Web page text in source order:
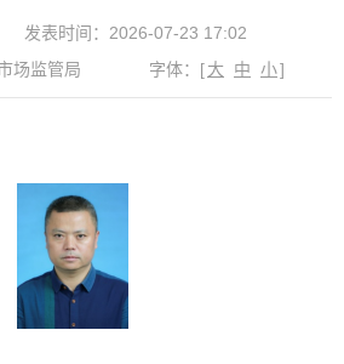
发表时间：2026-07-23 17:02
场监管局
字体： [大 中 小]